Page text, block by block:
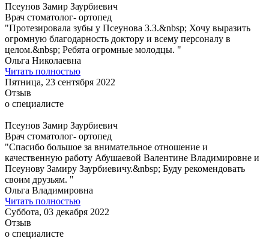
Псеунов Замир Заурбиевич
Врач стоматолог- ортопед
"Протезировала зубы у Псеунова З.З.&nbsp; Хочу выразить
огромную благодарность доктору и всему персоналу в
целом.&nbsp; Ребята огромные молодцы. "
Ольга Николаевна
Читать полностью
Пятница, 23 сентября 2022
Отзыв
о специалисте
Псеунов Замир Заурбиевич
Врач стоматолог- ортопед
"Спасибо большое за внимательное отношение и
качественную работу Абушаевой Валентине Владимировне и
Псеунову Замиру Заурбиевичу.&nbsp; Буду рекомендовать
своим друзьям. "
Ольга Владимировна
Читать полностью
Суббота, 03 декабря 2022
Отзыв
о специалисте